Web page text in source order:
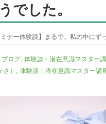
でした。
】まるで、私の中にずっと眠っていた宝物をひとつひとつ見つけ
ブログ, 体験談・潜在意識マスター
）
体験談：潜在意識マスター講